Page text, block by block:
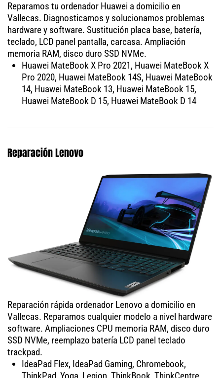
Reparamos tu ordenador Huawei a domicilio en
Vallecas. Diagnosticamos y solucionamos problemas
hardware y software. Sustitución placa base, batería,
teclado, LCD panel pantalla, carcasa. Ampliación
memoria RAM, disco duro SSD NVMe.
Huawei MateBook X Pro 2021, Huawei MateBook X
Pro 2020, Huawei MateBook 14S, Huawei MateBook
14, Huawei MateBook 13, Huawei MateBook 15,
Huawei MateBook D 15, Huawei MateBook D 14
Reparación Lenovo
Reparación rápida ordenador Lenovo a domicilio en
Vallecas. Reparamos cualquier modelo a nivel hardware
software. Ampliaciones CPU memoria RAM, disco duro
SSD NVMe, reemplazo batería LCD panel teclado
trackpad.
IdeaPad Flex, IdeaPad Gaming, Chromebook,
ThinkPad, Yoga, Legion, ThinkBook, ThinkCentre,